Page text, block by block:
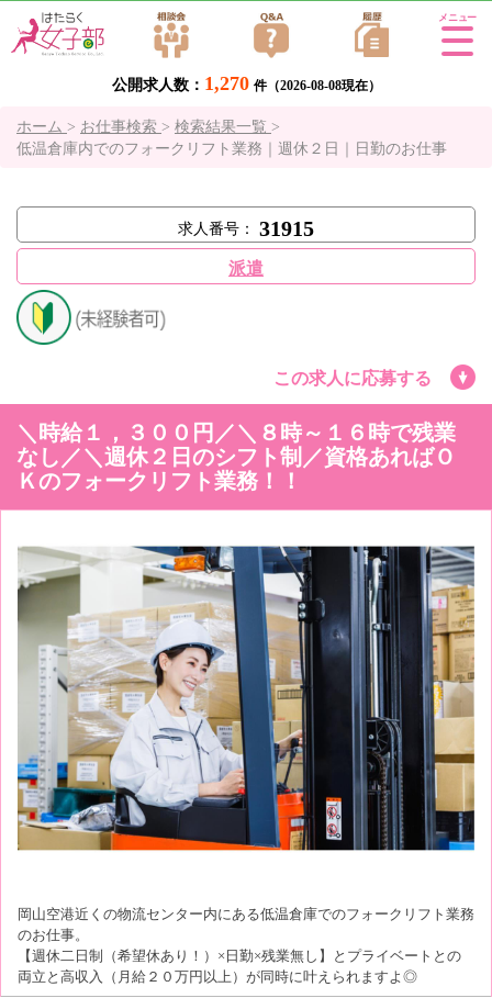
公開求人数： 1,270 件（2026-08-08現在）
Tog
ホーム > お仕事検索 > 検索結果一覧 >
低温倉庫内でのフォークリフト業務｜週休２日｜日勤のお仕事
求人番号： 31915
派遣
この求人に応募する
＼時給１，３００円／＼８時～１６時で残業
なし／＼週休２日のシフト制／資格あればＯ
Ｋのフォークリフト業務！！
岡山空港近くの物流センター内にある低温倉庫でのフォークリフト業務
のお仕事。
【週休二日制（希望休あり！）×日勤×残業無し】とプライベートとの
両立と高収入（月給２０万円以上）が同時に叶えられますよ◎